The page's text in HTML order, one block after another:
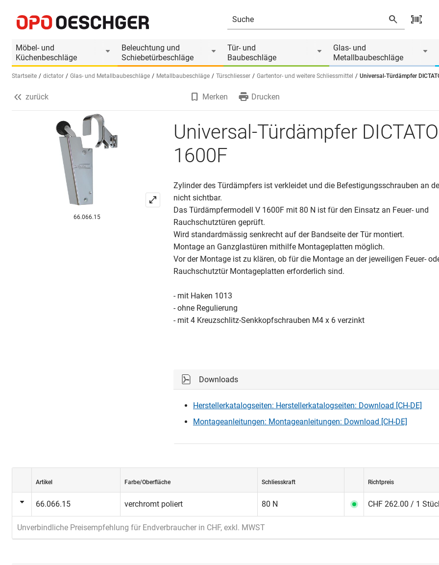
Möbel- und
Küchenbeschläge
Beleuchtung und
Schiebetürbeschläge
Tür- und
Baubeschläge
Glas- und
Metallbaubeschläge
Sprache wählen (DE)
Startseite dictator Glas- und Metallbaubeschläge Metallbaubeschläge Türschliesser Gartentor- und weitere Schliessmittel Universal-Türdämpfer
Produktinformationen
Passendes Zubehör
zurück Merken Drucken
66.066.15
Universal-Türdämpfer
1600F
Zylinder des Türdämpfers ist verkleidet und die Befestigungsschrauben an
nicht sichtbar.
Das Türdämpfermodell V 1600F mit 80 N ist für den Einsatz an Feuer- und
Rauchschutztüren geprüft.
Wird standardmässig senkrecht auf der Bandseite der Tür montiert.
Montage an Ganzglastüren mithilfe Montageplatten möglich.
Vor der Montage ist zu klären, ob für die Montage an der jeweiligen Feuer-
Rauchschutztür Montageplatten erforderlich sind.
- mit Haken 1013
- ohne Regulierung
- mit 4 Kreuzschlitz-Senkkopfschrauben M4 x 6 verzinkt
Downloads
Herstellerkatalogseiten: Herstellerkatalogseiten: Download [CH-DE]
Montageanleitungen: Montageanleitungen: Download [CH-DE]
Artikel Farbe/Oberfläche Schliesskraft Richtpreis
66.066.15 verchromt poliert 80 N CHF 262.00 / 1
Unverbindliche Preisempfehlung für Endverbraucher in CHF, exkl. MWST